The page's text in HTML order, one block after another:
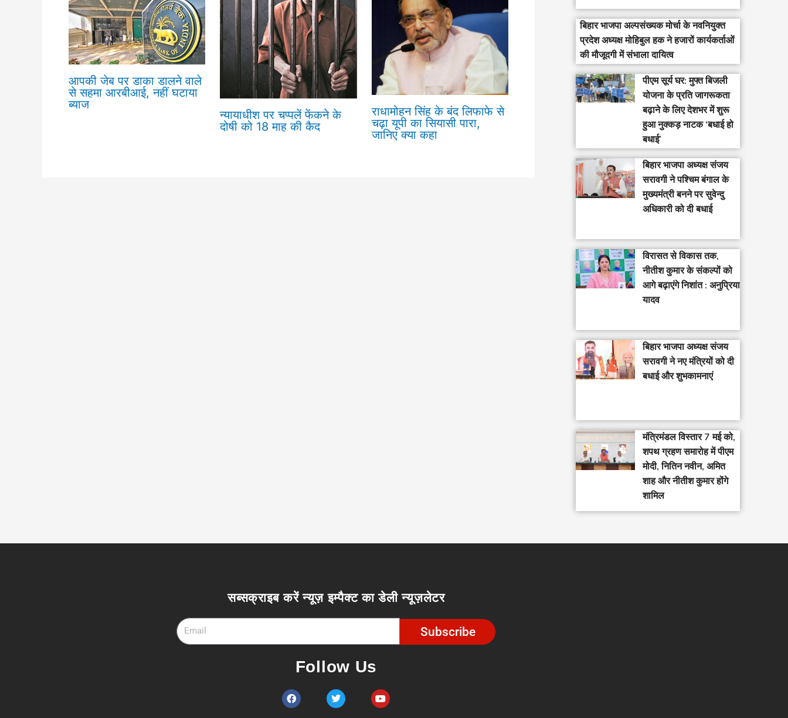
आपकी जेब पर डाका डालने वाले
से सहमा आरबीआई, नहीं घटाया
ब्याज
न्यायाधीश पर चप्पलें फेंकने के
दोषी को 18 माह की कैद
राधामोहन सिंह के बंद लिफाफे से
चढ़ा यूपी का सियासी पारा,
जानिए क्या कहा
बिहार भाजपा अल्पसंख्यक मोर्चा के नवनियुक्त
प्रदेश अध्यक्ष मोहिबुल हक ने हजारों कार्यकर्ताओं
की मौजूदगी में संभाला दायित्व
पीएम सूर्य घर: मुफ्त बिजली
योजना के प्रति जागरूकता
बढ़ाने के लिए देशभर में शुरू
हुआ नुक्कड़ नाटक ‘बधाई हो
बधाई’
‎बिहार भाजपा अध्यक्ष संजय
सरावगी ने पश्चिम बंगाल के
मुख्यमंत्री बनने पर सुवेन्दु
अधिकारी को दी बधाई
विरासत से विकास तक,
नीतीश कुमार के संकल्पों को
आगे बढ़ाएंगे निशांत : अनुप्रिया
यादव
बिहार भाजपा अध्यक्ष संजय
सरावगी ने नए मंत्रियों को दी
बधाई और शुभकामनाएं
मंत्रिमंडल विस्तार 7 मई को,
शपथ ग्रहण समारोह में पीएम
मोदी, नितिन नवीन, अमित
शाह और नीतीश कुमार होंगे
शामिल
सब्सक्राइब करें न्यूज़ इम्पैक्ट का डेली न्यूज़लेटर
Subscribe
Follow Us
F
a
c
T
w
i
Y
o
u